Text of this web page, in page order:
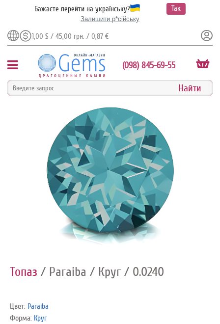
Бажаєте перейти на українську?
Так
Залишити р*сійську
1,00 $ / 45,00 грн. / 0,87 €
(098) 845-69-55
Топаз / Paraiba / Круг / 0.0240
Цвет: Paraiba
Форма: Круг